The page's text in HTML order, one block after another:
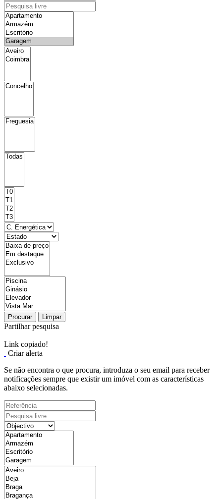
Procurar Limpar
Partilhar pesquisa
Link copiado!
Criar alerta
Se não encontra o que procura, introduza o seu email para receber
notificações sempre que existir um imóvel com as características
abaixo selecionadas.